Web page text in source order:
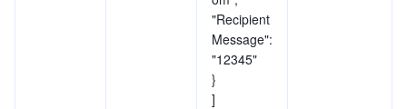
"Recipient
Message":
"12345"
}
]